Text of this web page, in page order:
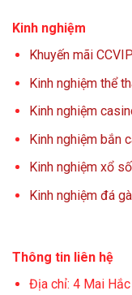
Kinh nghiệm
Khuyến mãi CCVIP
Kinh nghiệm thể
Kinh nghiệm
Kinh nghiệm bắn
Kinh nghiệm xổ số
Kinh nghiệm đá gà
Thông tin liên hệ
Địa chỉ: 4 Mai